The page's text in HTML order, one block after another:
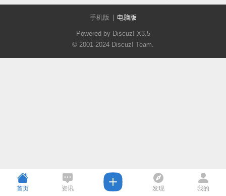
手机版 电脑版
Powered by Discuz! X3.5
© 2001-2024 Discuz! Team.
首页 资讯 发现 我的